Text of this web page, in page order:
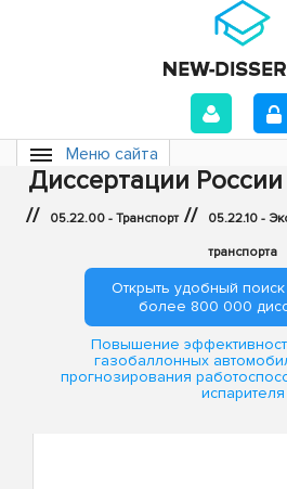
Меню сайта
Диссертации России
// 05.22.00 - Транспорт // 05.22.10 -
транспорта
Открыть удобный поиск
более 800 000
Повышение
газобаллонных
прогнозирования
испарителя